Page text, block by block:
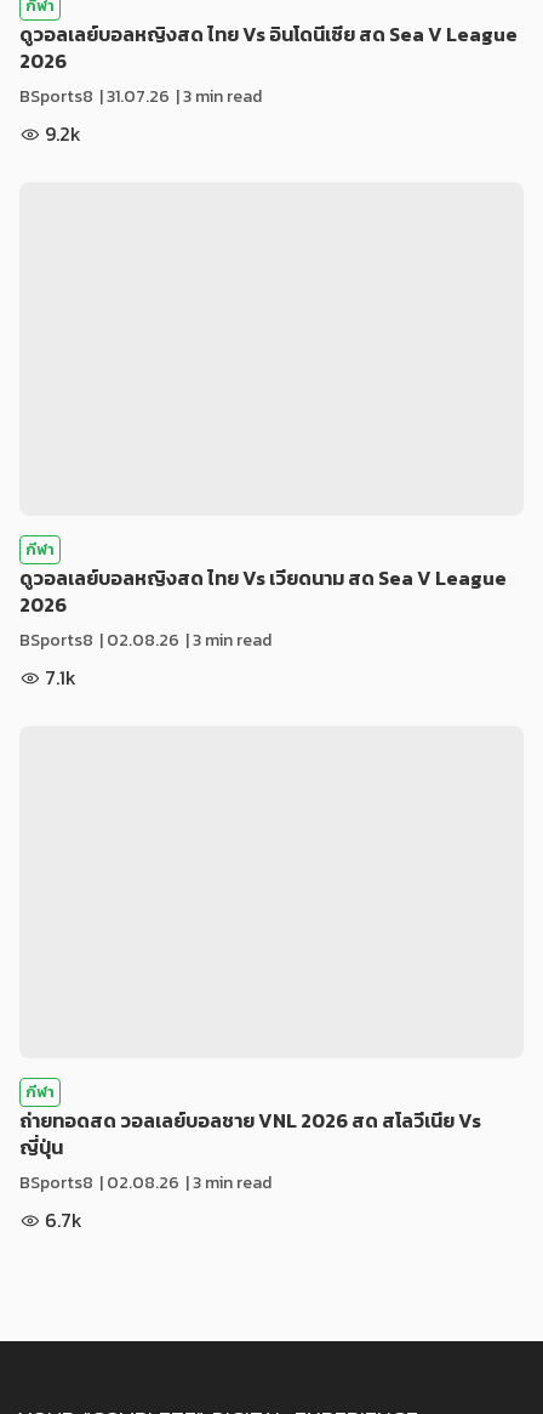
กีฬา
ดูวอลเลย์บอลหญิงสด ไทย Vs อินโดนีเซีย สด Sea V League
2026
BSports8 |31.07.26 | 3 min read
9.2k
กีฬา
ดูวอลเลย์บอลหญิงสด ไทย Vs เวียดนาม สด Sea V League
2026
BSports8 |02.08.26 | 3 min read
7.1k
กีฬา
ถ่ายทอดสด วอลเลย์บอลชาย VNL 2026 สด สโลวีเนีย Vs
ญี่ปุ่น
BSports8 |02.08.26 | 3 min read
6.7k